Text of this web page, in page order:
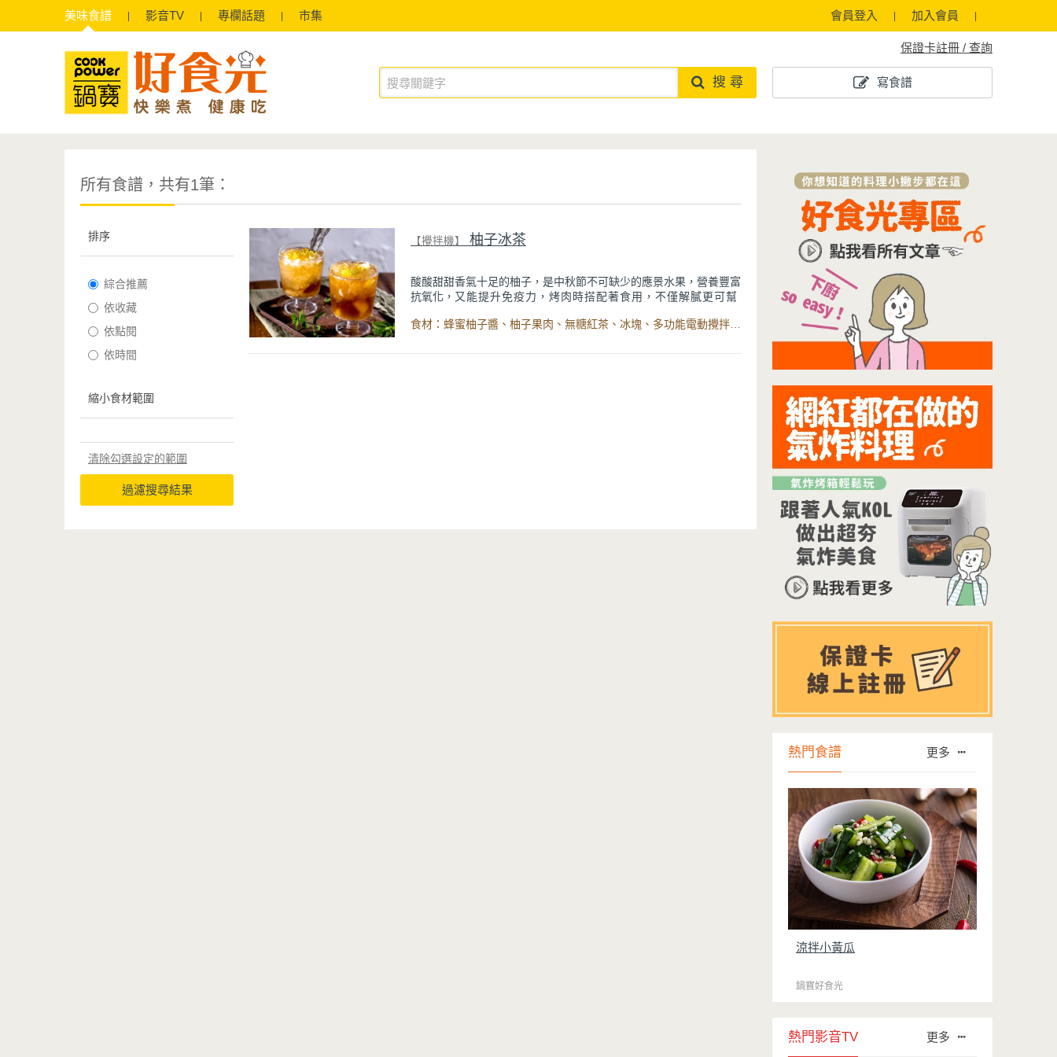
美味食譜 影音TV 專欄話題 市集 會員登入 加入會員
保證卡註冊 / 查詢
寫食譜
搜 尋
所有食譜，共有1筆：
排序
綜合推薦
依收藏
依點閱
依時間
縮小食材範圍
清除勾選設定的範圍
過濾搜尋結果
【攪拌機】 柚子冰茶
酸酸甜甜香氣十足的柚子，是中秋節不可缺少的應景水果，營養豐富
抗氧化， 又能提升免疫力，烤肉時搭配著食用，不僅解膩更可幫
一整壺放冰箱，想喝的時候就能隨時喝上一杯，幫助您暑氣全
熱門食譜 更多
涼拌小黃瓜
鍋寶好食光
熱門影音TV 更多